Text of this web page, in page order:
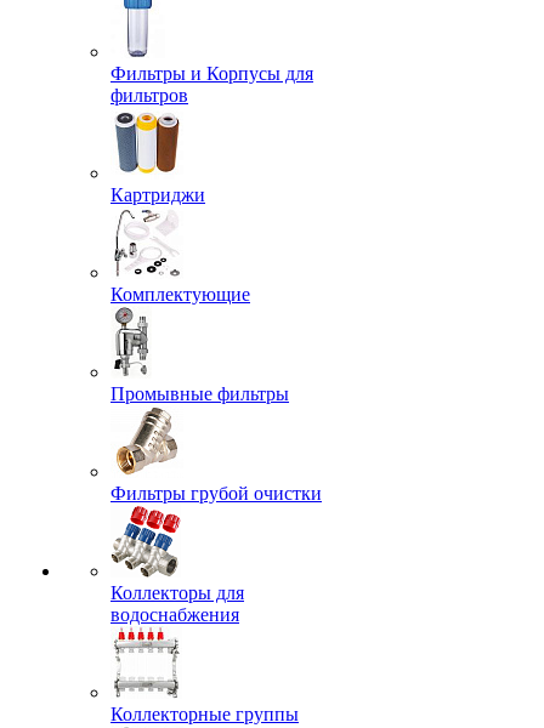
Фильтры и Корпусы для
фильтров
Картриджи
Комплектующие
Промывные фильтры
Фильтры грубой очистки
Коллекторы для
водоснабжения
Коллекторные группы